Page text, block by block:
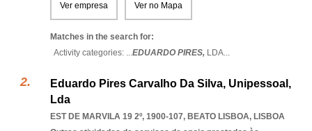
Ver empresa Ver no Mapa
Matches in the search for:
Activity categories: ...EDUARDO PIRES, LDA...
Eduardo Pires Carvalho Da Silva, Unipessoal,
Lda
EST DE MARVILA 19 2º, 1900-107, BEATO LISBOA, LISBOA